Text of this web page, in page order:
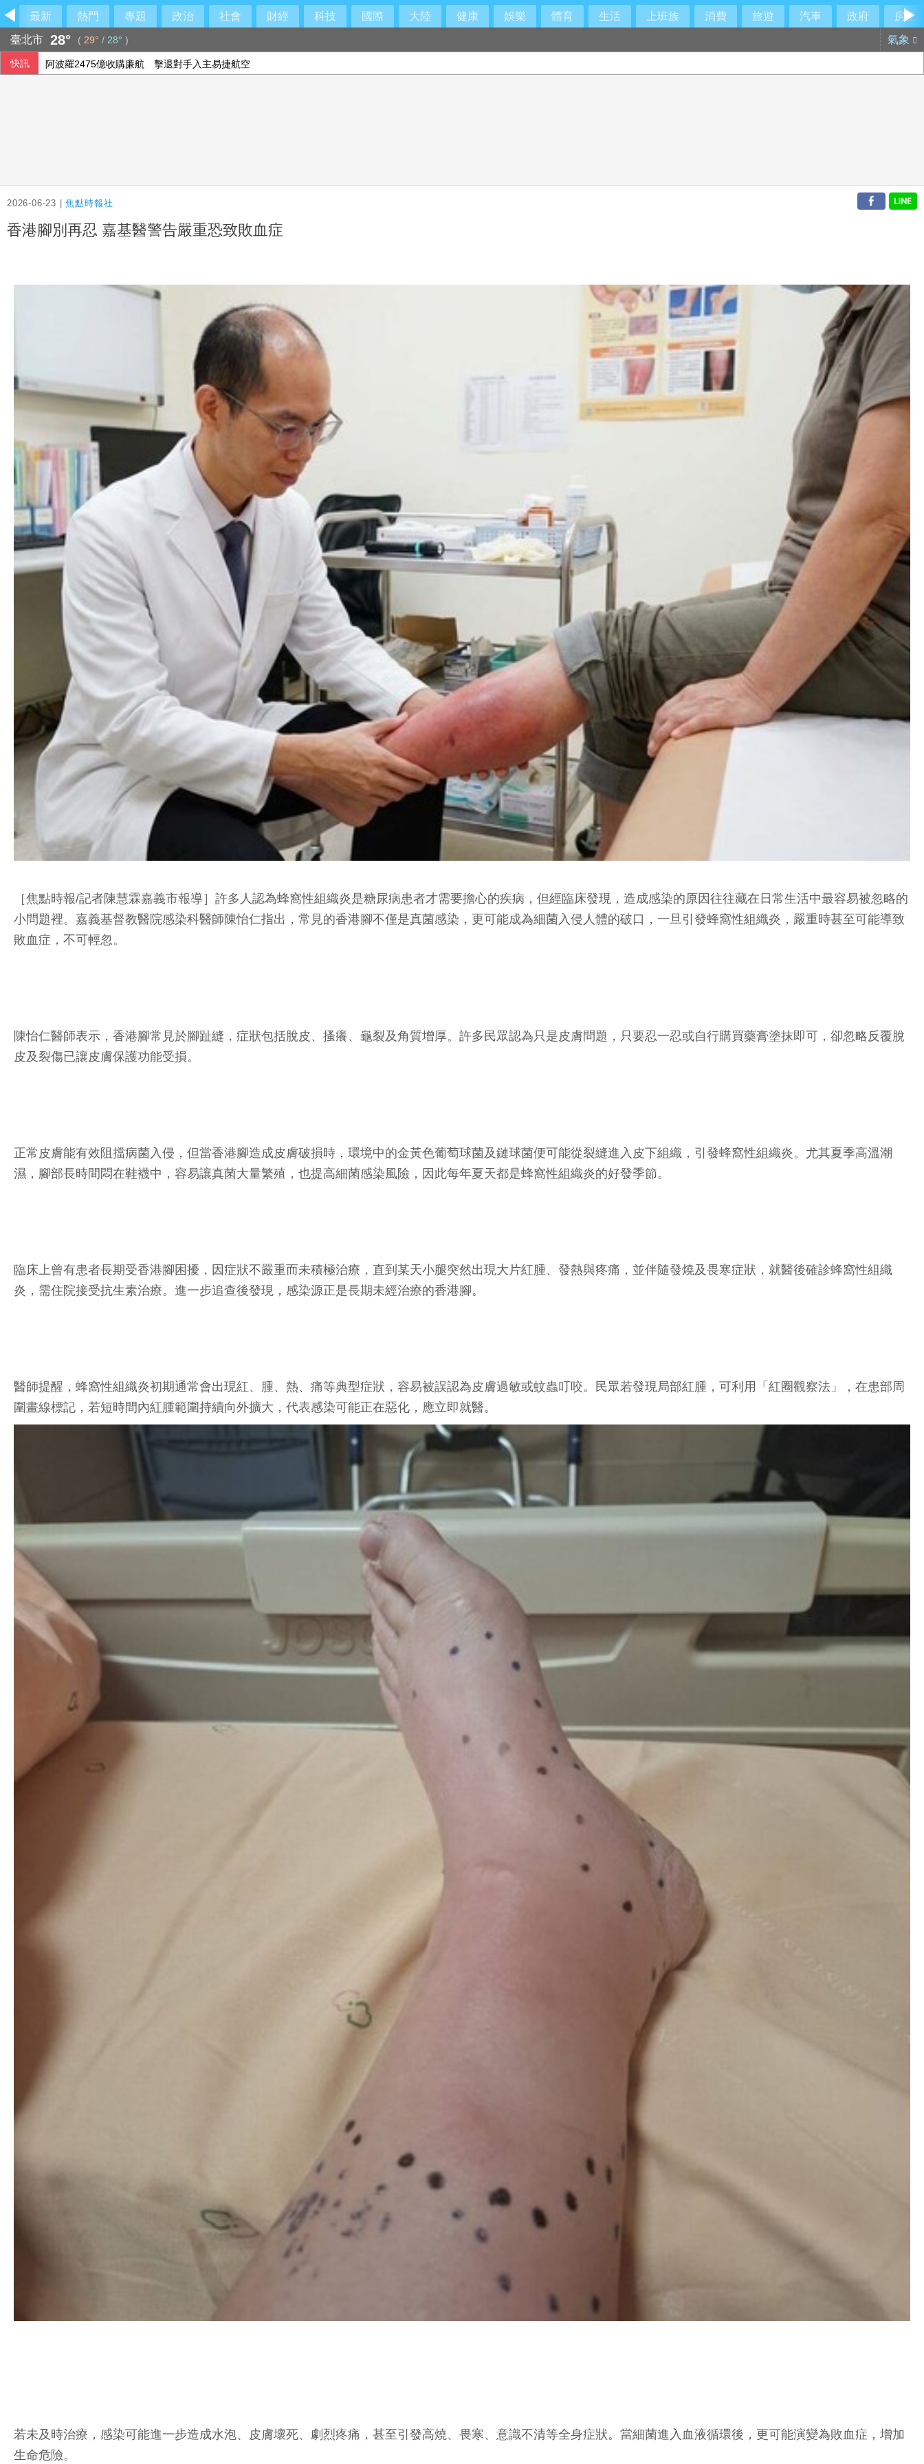
最新 熱門 專題 政治 社會 財經 科技 國際 大陸 健康 娛樂 體育 生活 上班族 消費 旅遊 汽車 政府
房產
臺北市 28° ( 29° / 28° ) 氣象
快訊 投資人評估企業財報 歐股互有漲跌
2026-06-23 |焦點時報社
香港腳別再忍 嘉基醫警告嚴重恐致敗血症
［焦點時報/記者陳慧霖嘉義市報導］許多人認為蜂窩性組織炎是糖尿病患者才需要擔心的疾病，但經臨床發現，造成感染的原因往往藏在日常生活中最容易被忽略的
小問題裡。嘉義基督教醫院感染科醫師陳怡仁指出，常見的香港腳不僅是真菌感染，更可能成為細菌入侵人體的破口，一旦引發蜂窩性組織炎，嚴重時甚至可能導致
敗血症，不可輕忽。
陳怡仁醫師表示，香港腳常見於腳趾縫，症狀包括脫皮、搔癢、龜裂及角質增厚。許多民眾認為只是皮膚問題，只要忍一忍或自行購買藥膏塗抹即可，卻忽略反覆脫
皮及裂傷已讓皮膚保護功能受損。
正常皮膚能有效阻擋病菌入侵，但當香港腳造成皮膚破損時，環境中的金黃色葡萄球菌及鏈球菌便可能從裂縫進入皮下組織，引發蜂窩性組織炎。尤其夏季高溫潮
濕，腳部長時間悶在鞋襪中，容易讓真菌大量繁殖，也提高細菌感染風險，因此每年夏天都是蜂窩性組織炎的好發季節。
臨床上曾有患者長期受香港腳困擾，因症狀不嚴重而未積極治療，直到某天小腿突然出現大片紅腫、發熱與疼痛，並伴隨發燒及畏寒症狀，就醫後確診蜂窩性組織
炎，需住院接受抗生素治療。進一步追查後發現，感染源正是長期未經治療的香港腳。
醫師提醒，蜂窩性組織炎初期通常會出現紅、腫、熱、痛等典型症狀，容易被誤認為皮膚過敏或蚊蟲叮咬。民眾若發現局部紅腫，可利用「紅圈觀察法」，在患部周
圍畫線標記，若短時間內紅腫範圍持續向外擴大，代表感染可能正在惡化，應立即就醫。
若未及時治療，感染可能進一步造成水泡、皮膚壞死、劇烈疼痛，甚至引發高燒、畏寒、意識不清等全身症狀。當細菌進入血液循環後，更可能演變為敗血症，增加
生命危險。